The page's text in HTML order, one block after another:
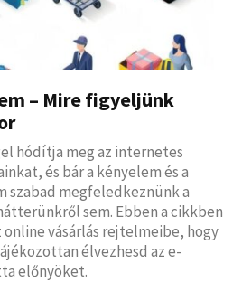
– Mire figyeljünk
hódítja meg az internetes
és bár a kényelem és a
szabad megfeledkeznünk a
sem. Ebben a cikkben
online vásárlás rejtelmeibe, hogy
élvezhesd az e-
előnyöket.